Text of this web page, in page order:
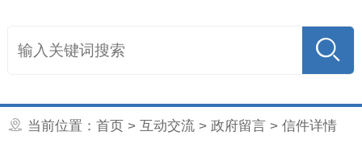
当前位置： 首页 > 互动交流> 政府留言> 信件详情